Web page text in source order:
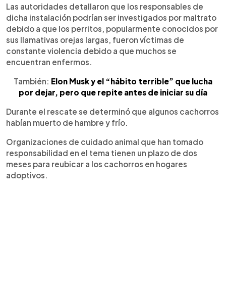
Las autoridades detallaron que los responsables de
dicha instalación podrían ser investigados por maltrato
debido a que los perritos, popularmente conocidos por
sus llamativas orejas largas, fueron víctimas de
constante violencia debido a que muchos se
encuentran enfermos.
También: Elon Musk y el “hábito terrible” que lucha
por dejar, pero que repite antes de iniciar su día
Durante el rescate se determinó que algunos cachorros
habían muerto de hambre y frío.
Organizaciones de cuidado animal que han tomado
responsabilidad en el tema tienen un plazo de dos
meses para reubicar a los cachorros en hogares
adoptivos.